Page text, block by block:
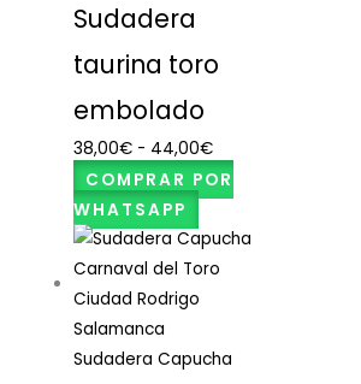
Sudadera
taurina toro
embolado
38,00€ - 44,00€
COMPRAR POR
WHATSAPP
Sudadera Capucha